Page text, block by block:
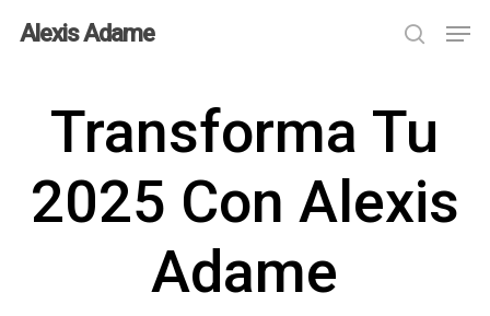
content
Alexis Adame
search
Transforma Tu
2025 Con Alexis
Adame